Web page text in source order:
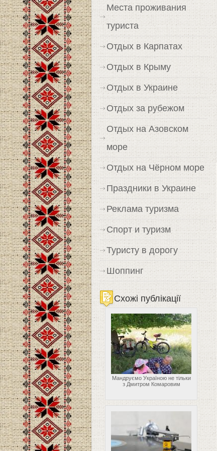
Места проживания
туриста
Отдых в Карпатах
Отдых в Крыму
Отдых в Украине
Отдых за рубежом
Отдых на Азовском
море
Отдых на Чёрном море
Праздники в Украине
Реклама туризма
Спорт и туризм
Туристу в дорогу
Шоппинг
Схожі публікації
Мандруємо Україною не тільки
з Дмитром Комаровим